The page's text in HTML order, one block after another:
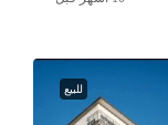
للبيع